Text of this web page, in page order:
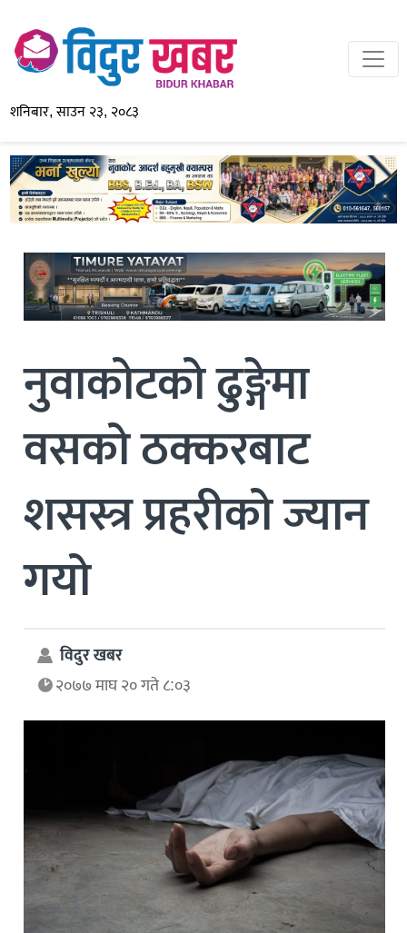
शनिबार, साउन २३, २०८३
नुवाकोटको ढुङ्गेमा
वसको ठक्करबाट
शसस्त्र प्रहरीको ज्यान
गयो
विदुर खबर
२०७७ माघ २० गते ८:०३